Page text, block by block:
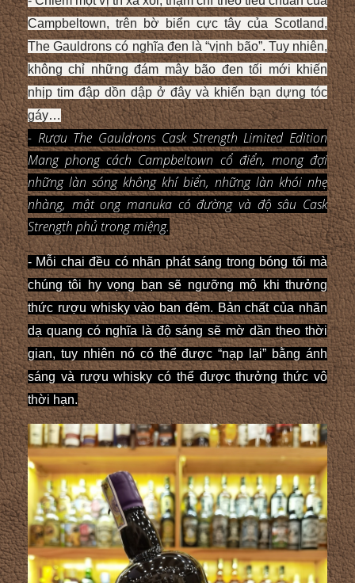
Campbeltown, trên bờ biển cực tây của Scotland,
The Gauldrons có nghĩa đen là “vịnh bão”. Tuy nhiên,
không chỉ những đám mây bão đen tối mới khiến
nhịp tim đập dồn dập ở đây và khiến bạn dựng tóc
gáy…
- Rượu The Gauldrons Cask Strength Limited Edition
Mang phong cách Campbeltown cổ điển, mong đợi
những làn sóng không khí biển, những làn khói nhẹ
nhàng, mật ong manuka có đường và độ sâu Cask
Strength phủ trong miệng.
- Mỗi chai đều có nhãn phát sáng trong bóng tối mà
chúng tôi hy vọng bạn sẽ ngưỡng mộ khi thưởng
thức rượu whisky vào ban đêm. Bản chất của nhãn
dạ quang có nghĩa là độ sáng sẽ mờ dần theo thời
gian, tuy nhiên nó có thể được “nạp lại” bằng ánh
sáng và rượu whisky có thể được thưởng thức vô
thời hạn.